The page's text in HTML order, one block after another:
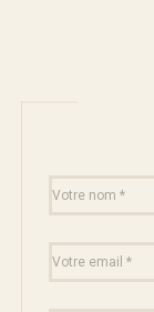
par
*
*